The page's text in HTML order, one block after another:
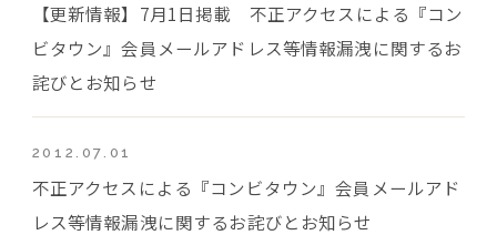
【更新情報】7月1日掲載 不正アクセスによる『コン
ビタウン』会員メールアドレス等情報漏洩に関するお
詫びとお知らせ
2012.07.01
不正アクセスによる『コンビタウン』会員メールアド
レス等情報漏洩に関するお詫びとお知らせ